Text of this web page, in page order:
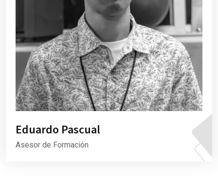
Eduardo Pascual
Asesor de Formación